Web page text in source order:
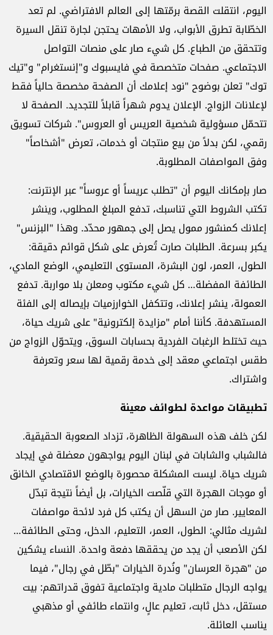
اليوم، انتقلت القصة برمّتها إلى العالم الافتراضي. لم تعد
الخطّابة تطرق الأبواب، ولا الأمهات يحتجن لجارة تنقل السيرة
وتتحقق من الطباع. كل شيء صار على منصات التواصل
الاجتماعي. صفحات متخصصة في فايسبوك و"إنستغرام" و"تيك
توك" تعلن بوضوح "نود إعلامك أن الصفحة مخصصة حالياً فقط
لإعلانات الزواج. الإعلان يدوم شهراً قابلاً للتجديد. الصفحة لا
تتحمّل مسؤولية شخصية العريس أو العروس". شركات تسويق
رقمي، لكن بدلاً من بيع منتجات أو خدمات، تعرض "أشخاصاً"
وفق المواصفات المطلوبة.
صار بإمكانك اليوم أن "تطلب عريساً أو عروساً" عبر الإنترنت:
تكتب الشروط التي تناسبك، تدفع المبلغ المطلوب، وينشر
إعلانك كمنشور ممول يصل إلى جمهور محدّد. وهذا "البزنس"
يكبر بسرعة. الطلبات صارت تُعرض على شكل قوائم دقيقة:
الطول، العمر، لون البشرة، المستوى التعليمي، الوضع المادي،
الطائفة المفضلة… كل شيء مكتوب ومعلن بلا مواربة. تدفع
العمولة، ينشر إعلانك، وتتكفل الخوارزميات بإيصاله إلى الفئة
المستهدفة. كأننا أمام "مزايدة إلكترونية" على شريك حياة،
حيث تختلط الرغبات الفردية بحسابات السوق، ويتحوّل الزواج من
طقس اجتماعي معقد إلى خدمة رقمية لها سعر وتعرفة
واشتراك.
تطبيقات مواعدة لطوائف معينة
لكن خلف هذه السهولة الظاهرة، تزداد الصعوبة الحقيقية.
فالشباب والشابات في لبنان اليوم يواجهون معضلة في إيجاد
شريك حياة. ليست المشكلة محصورة بالوضع الاقتصادي الخانق
أو موجات الهجرة التي قلّصت الخيارات، بل أيضاً نتيجة تبدّل
المعايير. صار من السهل أن يكتب كل فرد لائحة مواصفات
لشريك مثالي: الطول، العمر، التعليم، الدخل، وحتى الطائفة…
لكن الأصعب أن يجد من يحققها دفعة واحدة. النساء يشكين
من "هجرة العرسان" ونُدرة الخيارات "بطّل في رجال"، فيما
يواجه الرجال متطلبات مادية واجتماعية تفوق قدراتهم: بيت
مستقل، دخل ثابت، تعليم عالٍ، وانتماء طائفي أو مذهبي
يناسب العائلة.